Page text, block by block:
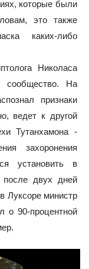
которые были
это также
каких-либо
Николаса
сообщество. На
признаки
ведет к другой
Тутанхамона -
захоронения
установить в
двух дней
Луксоре министр
о 90-процентной